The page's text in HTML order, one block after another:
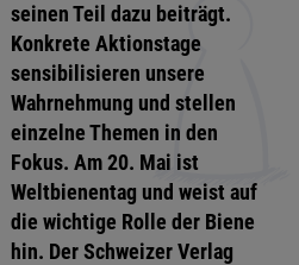
seinen Teil dazu beiträgt.
Konkrete Aktionstage
sensibilisieren unsere
Wahrnehmung und stellen
einzelne Themen in den
Fokus. Am 20. Mai ist
Weltbienentag und weist auf
die wichtige Rolle der Biene
hin. Der Schweizer Verlag